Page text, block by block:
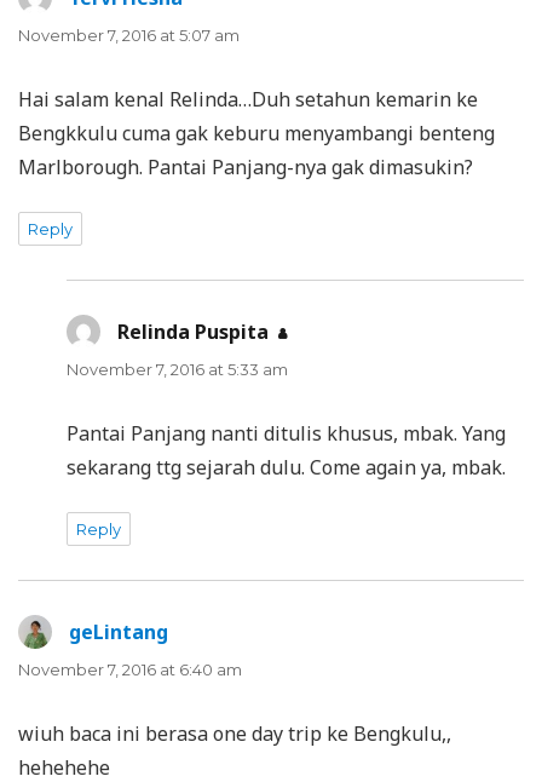
November 7, 2016 at 5:07 am
Hai salam kenal Relinda…Duh setahun kemarin ke
Bengkkulu cuma gak keburu menyambangi benteng
Marlborough. Pantai Panjang-nya gak dimasukin?
Reply
Relinda Puspita says:
November 7, 2016 at 5:33 am
Pantai Panjang nanti ditulis khusus, mbak. Yang
sekarang ttg sejarah dulu. Come again ya, mbak.
Reply
geLintang
November 7, 2016 at 6:40 am
wiuh baca ini berasa one day trip ke Bengkulu,,
hehehehe